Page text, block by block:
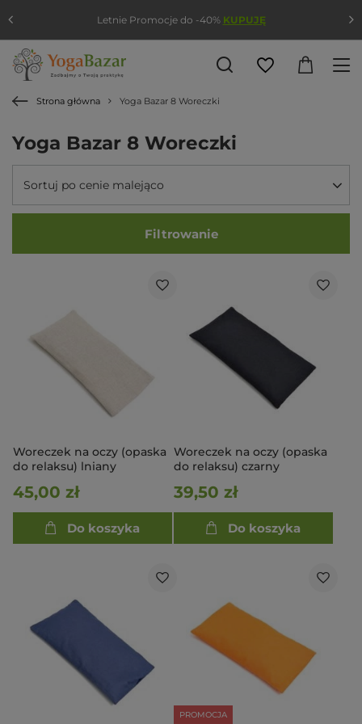
Strona główna Yoga Bazar 8 Woreczki
Yoga Bazar 8 Woreczki
Sortuj po cenie malejąco
Filtrowanie
Woreczek na oczy (opaska
do relaksu) lniany
45,00 zł
Do koszyka
Woreczek na oczy (opaska
do relaksu) czarny
39,50 zł
Do koszyka
PROMOCJA
Letnie Promocje do -40% KUPUJĘ